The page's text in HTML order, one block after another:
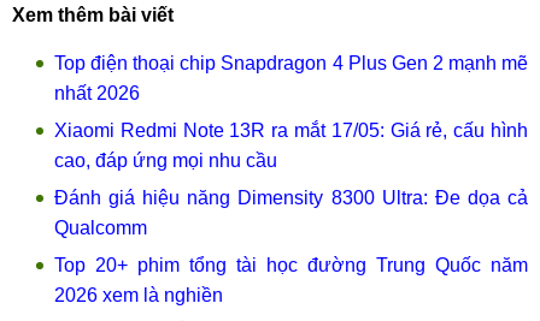
Xem thêm bài viết
Top điện thoại chip Snapdragon 4 Plus Gen 2 mạnh mẽ
nhất 2026
Xiaomi Redmi Note 13R ra mắt 17/05: Giá rẻ, cấu hình
cao, đáp ứng mọi nhu cầu
Đánh giá hiệu năng Dimensity 8300 Ultra: Đe dọa cả
Qualcomm
Top 20+ phim tổng tài học đường Trung Quốc năm
2026 xem là nghiền